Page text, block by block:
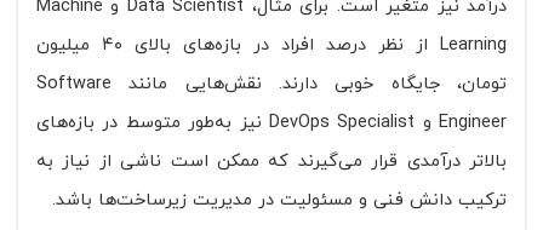
درآمد نیز متغیر است. برای مثال، Data Scientist و Machine
Learning از نظر درصد افراد در بازه‌های بالای ۴۰ میلیون
تومان، جایگاه خوبی دارند. نقش‌هایی مانند Software
Engineer و DevOps Specialist نیز به‌طور متوسط در بازه‌های
بالاتر درآمدی قرار می‌گیرند که ممکن است ناشی از نیاز به
ترکیب دانش فنی و مسئولیت در مدیریت زیرساخت‌ها باشد.